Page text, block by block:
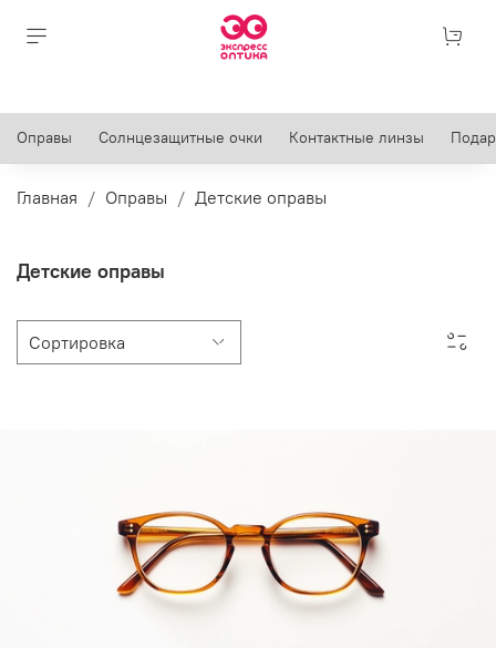
Оправы Солнцезащитные очки Контактные линзы
Главная Оправы Детские оправы
Детские оправы